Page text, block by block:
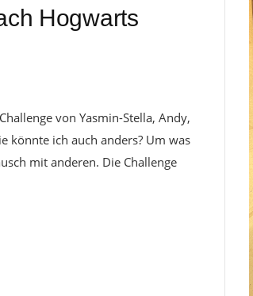
Hogwarts
von Yasmin-Stella, Andy,
könnte ich auch anders? Um was
mit anderen. Die Challenge